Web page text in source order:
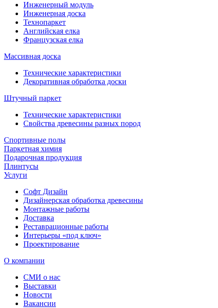
Инженерный модуль
Инженерная доска
Технопаркет
Английская елка
Французская елка
Массивная доска
Технические характеристики
Декоративная обработка доски
Штучный паркет
Технические характеристики
Свойства древесины разных пород
Спортивные полы
Паркетная химия
Подарочная продукция
Плинтусы
Услуги
Софт Дизайн
Дизайнерская обработка древесины
Монтажные работы
Доставка
Реставрационные работы
Интерьеры «под ключ»
Проектирование
О компании
СМИ о нас
Выставки
Новости
Вакансии